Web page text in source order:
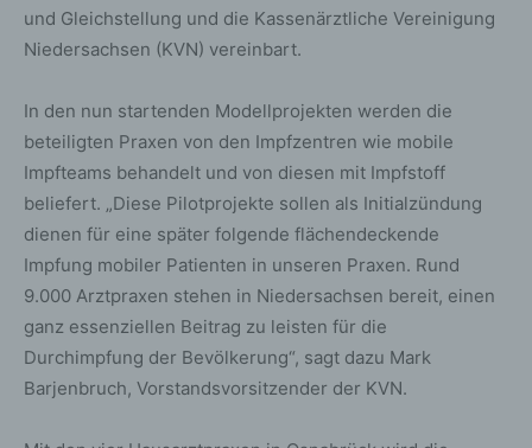
und Gleichstellung und die Kassenärztliche Vereinigung
Niedersachsen (KVN) vereinbart.
In den nun startenden Modellprojekten werden die
beteiligten Praxen von den Impfzentren wie mobile
Impfteams behandelt und von diesen mit Impfstoff
beliefert. „Diese Pilotprojekte sollen als Initialzündung
dienen für eine später folgende flächendeckende
Impfung mobiler Patienten in unseren Praxen. Rund
9.000 Arztpraxen stehen in Niedersachsen bereit, einen
ganz essenziellen Beitrag zu leisten für die
Durchimpfung der Bevölkerung“, sagt dazu Mark
Barjenbruch, Vorstandsvorsitzender der KVN.